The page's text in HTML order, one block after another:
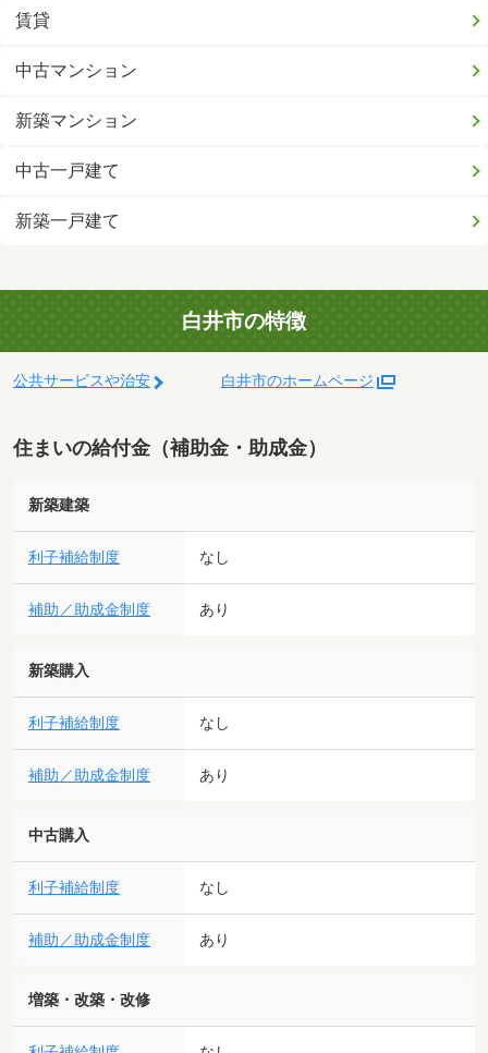
賃貸
中古マンション
新築マンション
中古一戸建て
新築一戸建て
白井市の特徴
公共サービスや治安 白井市のホームページ
住まいの給付金（補助金・助成金）
新築建築
利子補給制度 なし
補助／助成金制度 あり
新築購入
利子補給制度 なし
補助／助成金制度 あり
中古購入
利子補給制度 なし
補助／助成金制度 あり
増築・改築・改修